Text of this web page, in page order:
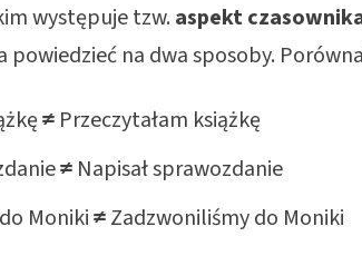
występuje tzw. aspekt
powiedzieć na dwa sposoby.
≠ Przeczytałam książkę
≠ Napisał sprawozdanie
Moniki≠Zadzwoniliśmy do Moniki